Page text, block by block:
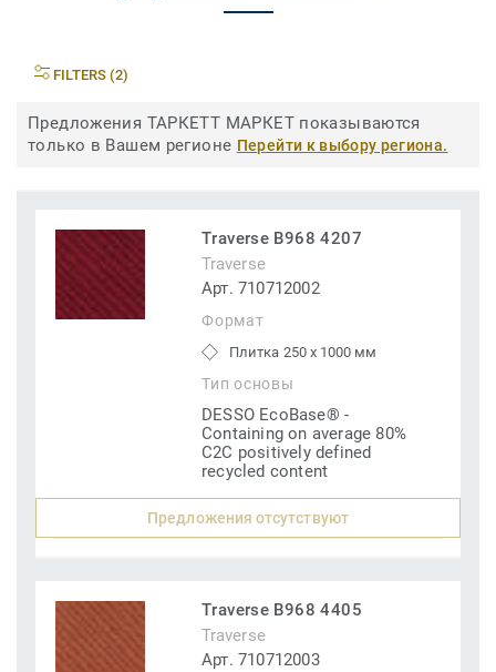
FILTERS (2)
Предложения ТАРКЕТТ МАРКЕТ показываются
только в Вашем регионе Перейти к выбору региона.
Traverse B968 4207
Traverse
Арт. 710712002
Формат
Плитка 250 x 1000 мм
Тип основы
DESSO EcoBase® -
Containing on average 80%
C2C positively defined
recycled content
Предложения отсутствуют
Traverse B968 4405
Traverse
Арт. 710712003